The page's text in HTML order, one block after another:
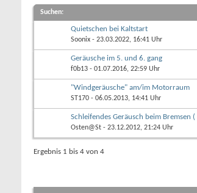
Suchen:
Quietschen bei Kaltstart
Soonix - 23.03.2022, 16:41 Uhr
Geräusche im 5. und 6. gang
f0b13 - 01.07.2016, 22:59 Uhr
"Windgeräusche" am/im Motorraum
ST170 - 06.05.2013, 14:41 Uhr
Schleifendes Geräusch beim Bremsen
Osten@St - 23.12.2012, 21:24 Uhr
Ergebnis 1 bis 4 von 4